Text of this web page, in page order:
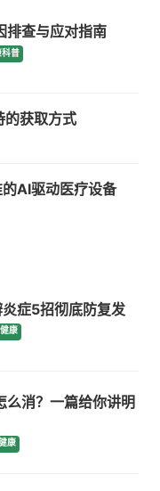
排查与应对指南
科普
获取方式
AI驱动医疗设备
症5招彻底防复发
康
么消？一篇给你讲明
康